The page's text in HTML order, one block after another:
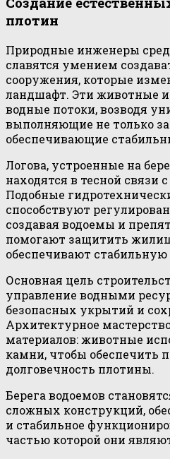
плотин
Природные инженеры
славятся умением
сооружения, которые
ландшафт. Эти животные
водные потоки, возводя
выполняющие не только
обеспечивающие
Логова, устроенные на
находятся в тесной связи
Подобные
способствуют
создавая водоемы и
помогают защитить
обеспечивают стабильную
Основная цель
управление водными
безопасных укрытий и
Архитектурное
материалов: животные
камни, чтобы обеспечить
долговечность плотины.
Берега водоемов
сложных конструкций,
и стабильное
частью которой они